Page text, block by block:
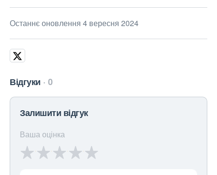
Останнє оновлення 4 вересня 2024
Відгуки 0
Залишити відгук
Ваша оцінка